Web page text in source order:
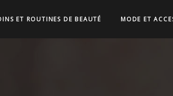
ET ROUTINES DE BEAUTÉ MODE ET